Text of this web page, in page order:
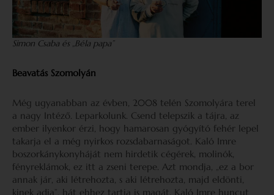
Simon Csaba és „Béla papa”
Beavatás Szomolyán
Még ugyanabban az évben, 2008 telén Szomolyára terel
a nagy Intéző. Leparkolunk. Csend telepszik a tájra, az
ember ilyenkor érzi, hogy hamarosan gyógyító fehér lepel
takarja el a még nyirkos rozsdabarnaságot. Kaló Imre
boszorkánykonyháját nem hirdetik cégérek, molinók,
fényreklámok, ez itt a zseni terepe. Azt mondja, „ez a bor
annak jár, aki létrehozta, s aki létrehozta, majd eldönti,
kinek adja”, hát ehhez tartja is magát. Kaló Imre huncut